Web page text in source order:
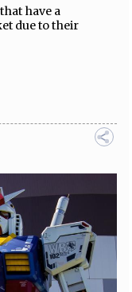
have a
due to their